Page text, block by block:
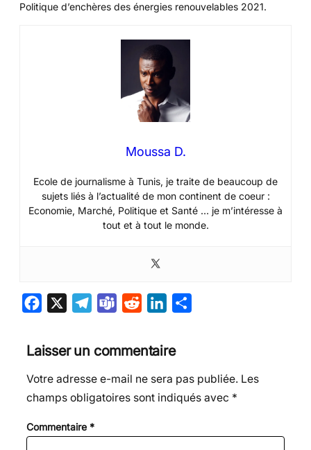
Politique d’enchères des énergies renouvelables 2021.
Moussa D.
Ecole de journalisme à Tunis, je traite de beaucoup de
sujets liés à l’actualité de mon continent de coeur :
Economie, Marché, Politique et Santé … je m’intéresse à
tout et à tout le monde.
c
e
b
o
k
e
g
r
m
s
i
t
k
e
d
n
a
g
r
Laisser un commentaire
Votre adresse e-mail ne sera pas publiée. Les
champs obligatoires sont indiqués avec *
Commentaire *